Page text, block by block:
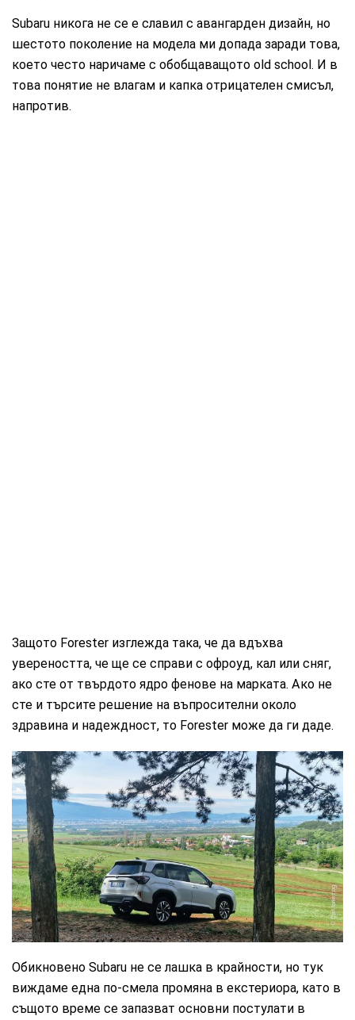
Subaru никога не се е славил с авангарден дизайн, но
шестото поколение на модела ми допада заради това,
което често наричаме с обобщаващото old school. И в
това понятие не влагам и капка отрицателен смисъл,
напротив.
Защото Forester изглежда така, че да вдъхва
увереността, че ще се справи с офроуд, кал или сняг,
ако сте от твърдото ядро фенове на марката. Ако не
сте и търсите решение на въпросителни около
здравина и надеждност, то Forester може да ги даде.
CarMarket.bg
Обикновено Subaru не се лашка в крайности, но тук
виждаме една по-смела промяна в екстериора, като в
същото време се запазват основни постулати в